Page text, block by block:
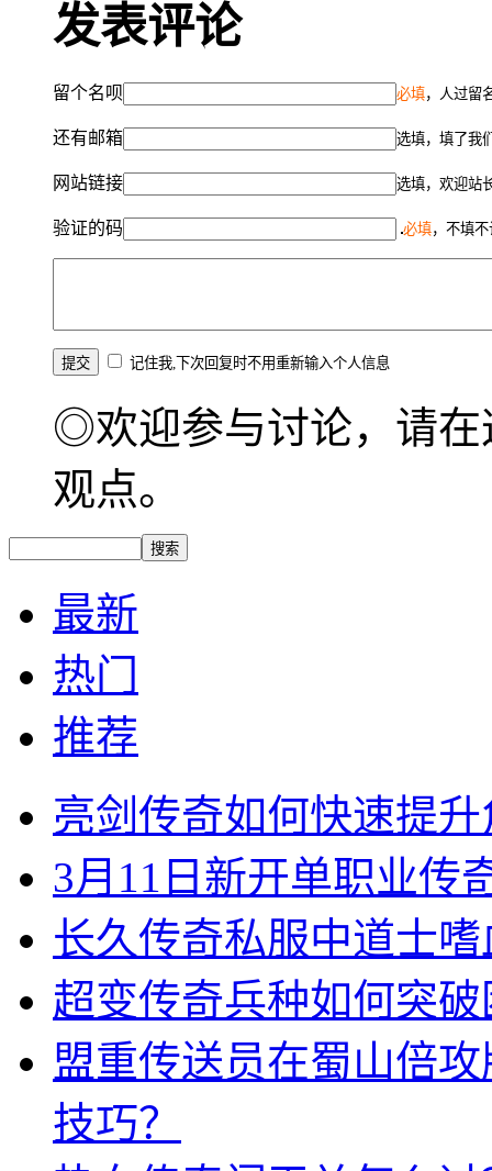
发表评论
留个名呗 必填，人过留
还有邮箱 选填，填了我
网站链接 选填，欢迎站
验证的码 必填，不填
记住我,下次回复时不用重新输入个人信息
◎欢迎参与讨论，请在
观点。
最新
热门
推荐
亮剑传奇如何快速提
3月11日新开单职业传
长久传奇私服中道士
超变传奇兵种如何突
盟重传送员在蜀山倍
技巧？